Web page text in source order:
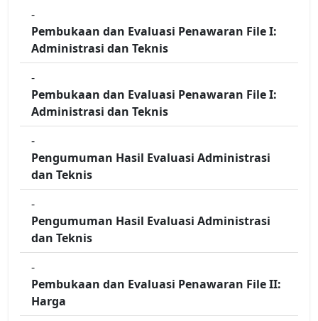
-
Pembukaan dan Evaluasi Penawaran File I:
Administrasi dan Teknis
-
Pembukaan dan Evaluasi Penawaran File I:
Administrasi dan Teknis
-
Pengumuman Hasil Evaluasi Administrasi
dan Teknis
-
Pengumuman Hasil Evaluasi Administrasi
dan Teknis
-
Pembukaan dan Evaluasi Penawaran File II:
Harga